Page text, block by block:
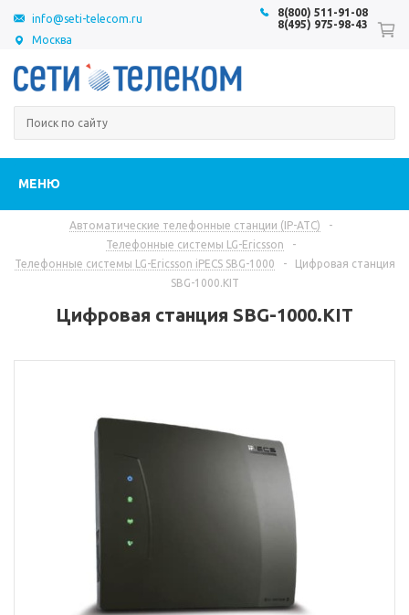
Москва
8(800) 511-91-08
8(495) 975-98-43
info@seti-telecom.ru
МЕНЮ
Автоматические телефонные станции (IP-АТС)
-
Телефонные системы LG-Ericsson
-
Телефонные системы LG-Ericsson iPECS SBG-1000
-
Цифровая станция
SBG-1000.KIT
Цифровая станция SBG-1000.KIT